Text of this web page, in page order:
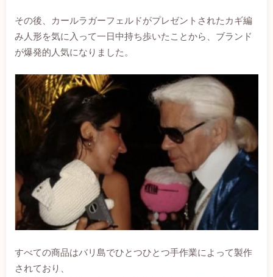
その後、カールラガーフェルドがプレゼントされたカギ編
み人形を気に入って一日中持ち歩いたことから、ブランド
が爆発的人気になりました。
すべての商品はバリ島でひとつひとつ手作業によって製作
されており、